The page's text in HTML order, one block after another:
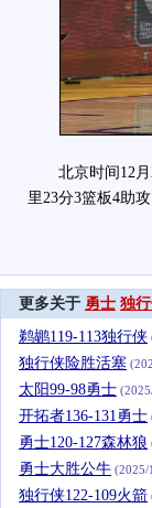
北京时间12月
里23分3篮板4助
更多关于 勇士 独
鹈鹕119-113独行侠
独行侠险胜活塞
太阳99-98勇士
开拓者136-131勇士
勇士120-127森林狼
勇士大胜公牛 (2025/
独行侠122-109火箭